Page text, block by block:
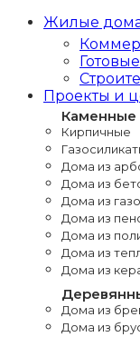
Жилые
Проекты и
Каменные
Кирпичные
Дома из
Дома из
Дома из
Дома из
Дома из
Дома из
Дома из
Дома из
Дома из